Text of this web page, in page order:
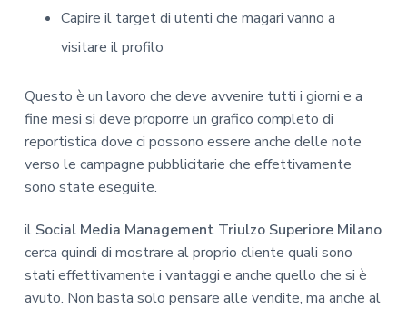
Capire il target di utenti che magari vanno a
visitare il profilo
Questo è un lavoro che deve avvenire tutti i giorni e a
fine mesi si deve proporre un grafico completo di
reportistica dove ci possono essere anche delle note
verso le campagne pubblicitarie che effettivamente
sono state eseguite.
ilSocial Media Management Triulzo Superiore Milano
cerca quindi di mostrare al proprio cliente quali sono
stati effettivamente i vantaggi e anche quello che si è
avuto. Non basta solo pensare alle vendite, ma anche al